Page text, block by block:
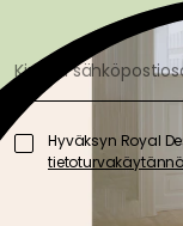
Hyväksyn Royal